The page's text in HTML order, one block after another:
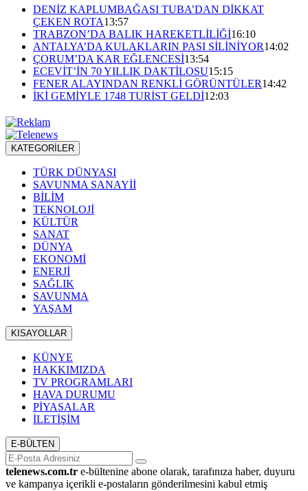
DENİZ KAPLUMBAĞASI TUBA’DAN DİKKAT
ÇEKEN ROTA13:57
TRABZON’DA BALIK HAREKETLİLİĞİ16:10
ANTALYA’DA KULAKLARIN PASI SİLİNİYOR14:02
ÇORUM’DA KAR EĞLENCESİ13:54
ECEVİT’İN 70 YILLIK DAKTİLOSU15:15
FENER ALAYINDAN RENKLİ GÖRÜNTÜLER14:42
İKİ GEMİYLE 1748 TURİST GELDİ12:03
KATEGORİLER
TÜRK DÜNYASI
SAVUNMA SANAYİİ
BİLİM
TEKNOLOJİ
KÜLTÜR
SANAT
DÜNYA
EKONOMİ
ENERJİ
SAĞLIK
SAVUNMA
YAŞAM
KISAYOLLAR
KÜNYE
HAKKIMIZDA
TV PROGRAMLARI
HAVA DURUMU
PİYASALAR
İLETİŞİM
E-BÜLTEN
telenews.com.tr e-bültenine abone olarak, tarafınıza haber, duyuru
ve kampanya içerikli e-postaların gönderilmesini kabul etmiş